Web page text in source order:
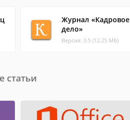
Журнал «Кадровое
дело»
Версия: 3.5 (12.25 МБ)
статьи